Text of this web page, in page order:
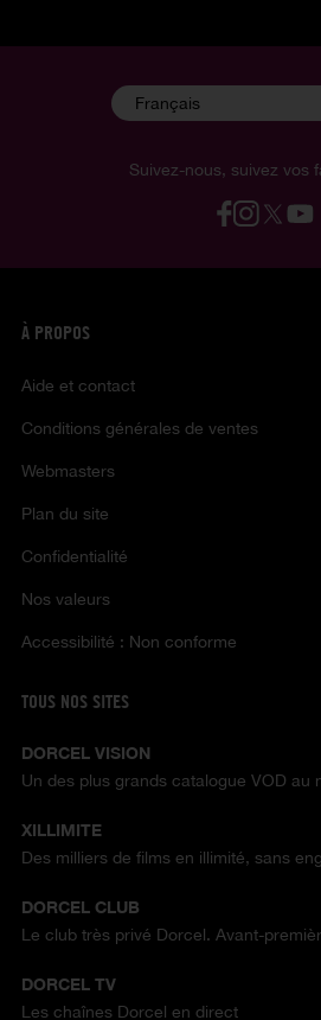
Suivez-nous, suivez vos
Français
À PROPOS
Aide et contact
Conditions générales de ventes
Webmasters
Plan du site
Confidentialité
Nos valeurs
Accessibilité : Non conforme
TOUS NOS SITES
DORCEL VISION
Un des plus grands catalogue VOD au
XILLIMITE
Des milliers de films en illimité, sans
DORCEL CLUB
Le club très privé Dorcel. Avant-
DORCEL TV
Les chaînes Dorcel en direct